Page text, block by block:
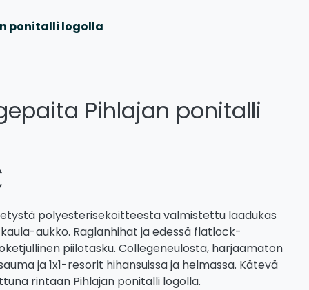
ponitalli logolla
Pihlajan ponitalli
polyesterisekoitteesta valmistettu laadukas
aukko. Raglanhihat ja edessä flatlock-
piilotasku. Collegeneulosta, harjaamaton
ja 1x1-resorit hihansuissa ja helmassa. Kätevä
rintaan Pihlajan ponitalli logolla.